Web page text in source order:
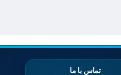
تماس با ما